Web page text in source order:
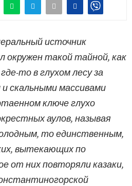
источник
окружен такой тайной, как
то в глухом лесу за
скальными массивами
ключе глухо
аулов, называя
то единственным,
вытекающих по
от них повторяли казаки,